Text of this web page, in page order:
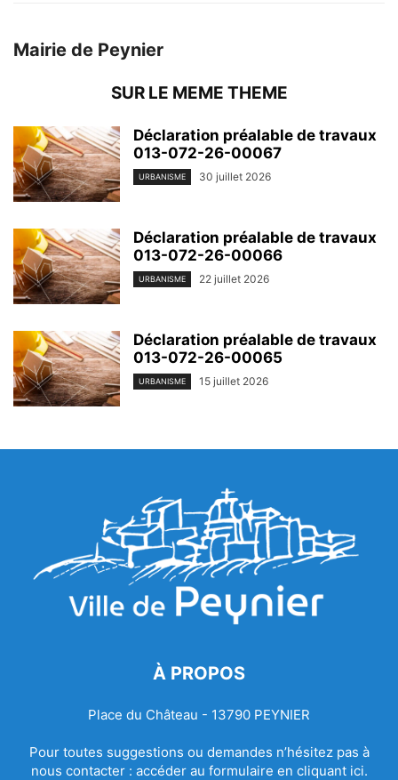
Mairie de Peynier
SUR LE MEME THEME
Déclaration préalable de travaux
013-072-26-00067
URBANISME 30 juillet 2026
Déclaration préalable de travaux
013-072-26-00066
URBANISME 22 juillet 2026
Déclaration préalable de travaux
013-072-26-00065
URBANISME 15 juillet 2026
À PROPOS
Place du Château - 13790 PEYNIER
Pour toutes suggestions ou demandes n’hésitez pas à
nous contacter : accéder au formulaire en cliquant ici.